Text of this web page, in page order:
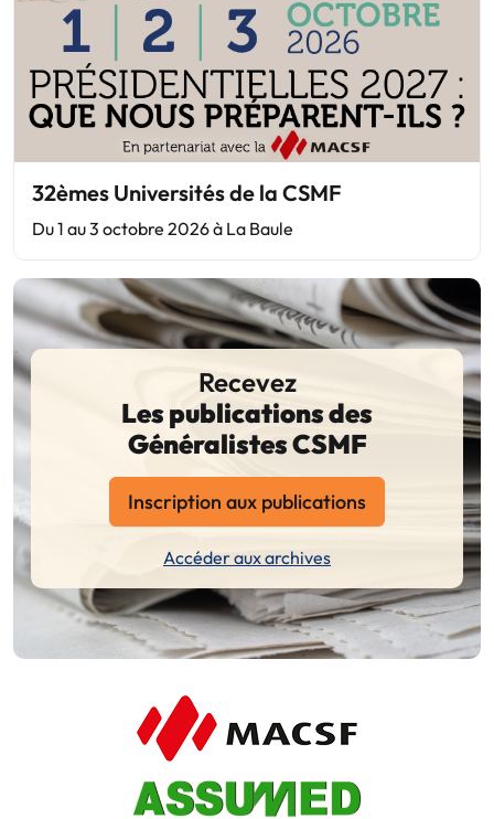
32èmes Universités de la CSMF
Du 1 au 3 octobre 2026 à La Baule
Recevez
Les publications des
Généralistes CSMF
Inscription aux publications
Accéder aux archives